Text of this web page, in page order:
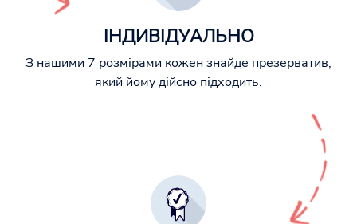
ІНДИВІДУАЛЬНО
З нашими 7 розмірами кожен знайде презерватив,
який йому дійсно підходить.